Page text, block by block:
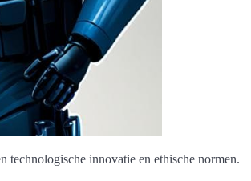
technologische innovatie en ethische normen.